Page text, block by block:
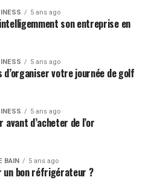
5 ans ago
son entreprise en
5 ans ago
d’organiser votre journée de golf
5 ans ago
avant d’acheter de l’or
BAIN 5 ans ago
un bon réfrigérateur ?